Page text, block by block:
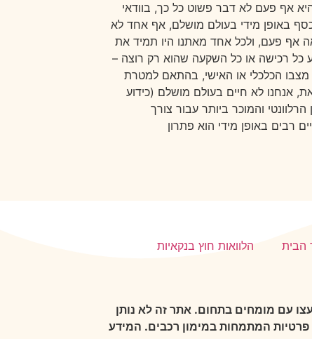
אף פעם לא דבר פשוט כל כך, בוודאי
באופן מידי בעולם מושלם, אף אחד לא
אף פעם, ולכל אחד מאתנו היו תמיד את
כל רכישה או כל השקעה שהוא רק רוצה –
הכלכלי או האישי, בהתאם למטרת
אנחנו לא חיים בעולם מושלם (כידוע
הרלוונטי והמוכר ביותר עבור צורך
רבים באופן מידי הוא פתרון
הבית הלוואות חוץ בנקאיות
עם מומחים בתחום. אתר זה לא נותן
פרטיות המתמחות במימון רכבים. המידע